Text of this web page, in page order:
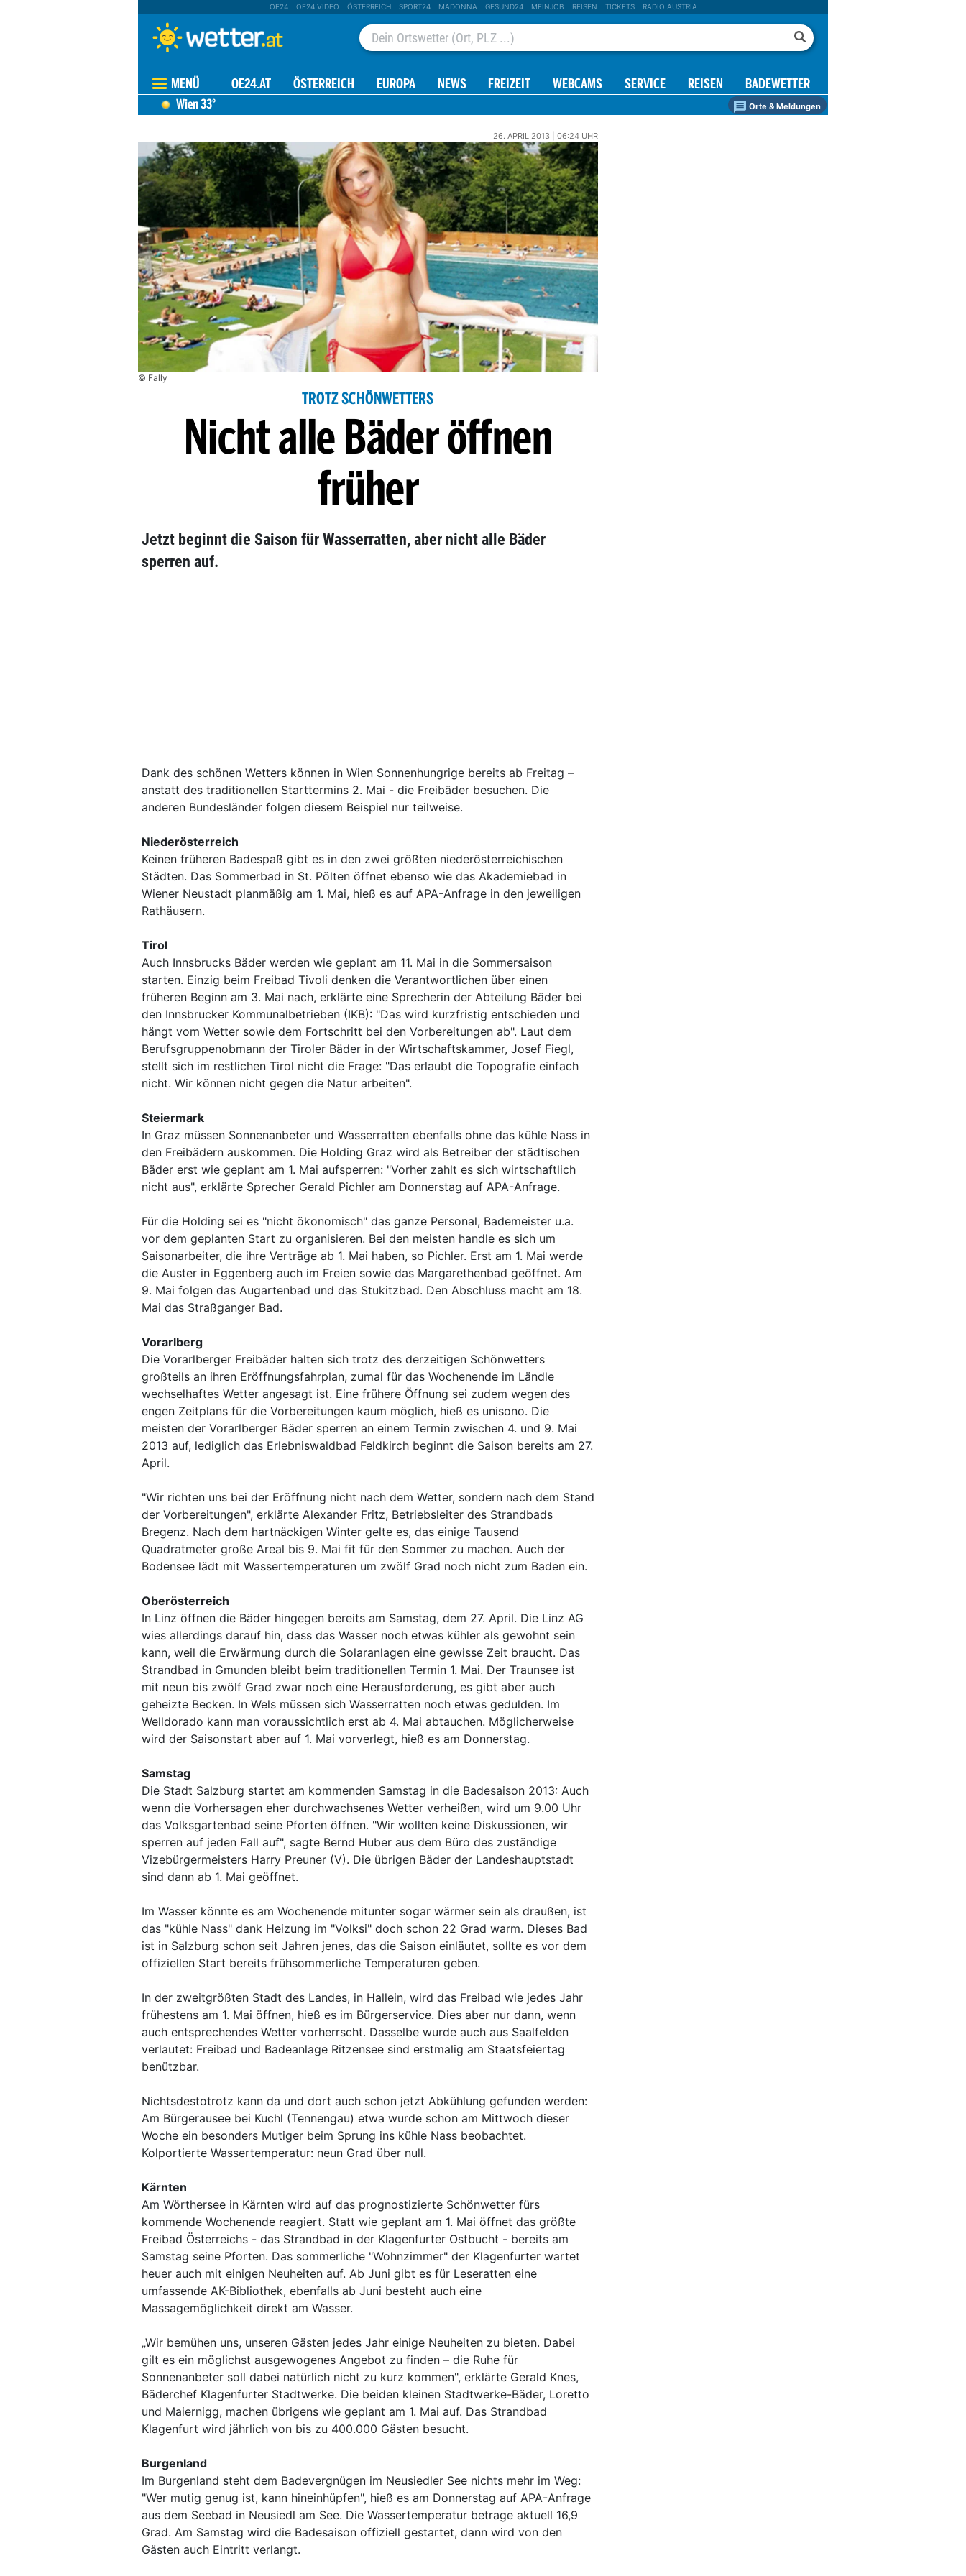
OE24 OE24 VIDEO ÖSTERREICH SPORT24 MADONNA GESUND24 MEINJOB REISEN TICKETS RADIO AUSTRIA
MENÜ OE24.AT ÖSTERREICH EUROPA NEWS FREIZEIT WEBCAMS SERVICE REISEN BADEWETTER
Wien33° Orte & Meldungen
26. APRIL 2013 | 06:24 UHR
© Fally
TROTZ SCHÖNWETTERS
Nicht alle Bäder öffnen
früher
Jetzt beginnt die Saison für Wasserratten, aber nicht alle Bäder
sperren auf.
Dank des schönen Wetters können in Wien Sonnenhungrige bereits ab Freitag –
anstatt des traditionellen Starttermins 2. Mai - die Freibäder besuchen. Die
anderen Bundesländer folgen diesem Beispiel nur teilweise.
Niederösterreich
Keinen früheren Badespaß gibt es in den zwei größten niederösterreichischen
Städten. Das Sommerbad in St. Pölten öffnet ebenso wie das Akademiebad in
Wiener Neustadt planmäßig am 1. Mai, hieß es auf APA-Anfrage in den jeweiligen
Rathäusern.
Tirol
Auch Innsbrucks Bäder werden wie geplant am 11. Mai in die Sommersaison
starten. Einzig beim Freibad Tivoli denken die Verantwortlichen über einen
früheren Beginn am 3. Mai nach, erklärte eine Sprecherin der Abteilung Bäder bei
den Innsbrucker Kommunalbetrieben (IKB): "Das wird kurzfristig entschieden und
hängt vom Wetter sowie dem Fortschritt bei den Vorbereitungen ab". Laut dem
Berufsgruppenobmann der Tiroler Bäder in der Wirtschaftskammer, Josef Fiegl,
stellt sich im restlichen Tirol nicht die Frage: "Das erlaubt die Topografie einfach
nicht. Wir können nicht gegen die Natur arbeiten".
Steiermark
In Graz müssen Sonnenanbeter und Wasserratten ebenfalls ohne das kühle Nass in
den Freibädern auskommen. Die Holding Graz wird als Betreiber der städtischen
Bäder erst wie geplant am 1. Mai aufsperren: "Vorher zahlt es sich wirtschaftlich
nicht aus", erklärte Sprecher Gerald Pichler am Donnerstag auf APA-Anfrage.
Für die Holding sei es "nicht ökonomisch" das ganze Personal, Bademeister u.a.
vor dem geplanten Start zu organisieren. Bei den meisten handle es sich um
Saisonarbeiter, die ihre Verträge ab 1. Mai haben, so Pichler. Erst am 1. Mai werde
die Auster in Eggenberg auch im Freien sowie das Margarethenbad geöffnet. Am
9. Mai folgen das Augartenbad und das Stukitzbad. Den Abschluss macht am 18.
Mai das Straßganger Bad.
Vorarlberg
Die Vorarlberger Freibäder halten sich trotz des derzeitigen Schönwetters
großteils an ihren Eröffnungsfahrplan, zumal für das Wochenende im Ländle
wechselhaftes Wetter angesagt ist. Eine frühere Öffnung sei zudem wegen des
engen Zeitplans für die Vorbereitungen kaum möglich, hieß es unisono. Die
meisten der Vorarlberger Bäder sperren an einem Termin zwischen 4. und 9. Mai
2013 auf, lediglich das Erlebniswaldbad Feldkirch beginnt die Saison bereits am 27.
April.
"Wir richten uns bei der Eröffnung nicht nach dem Wetter, sondern nach dem Stand
der Vorbereitungen", erklärte Alexander Fritz, Betriebsleiter des Strandbads
Bregenz. Nach dem hartnäckigen Winter gelte es, das einige Tausend
Quadratmeter große Areal bis 9. Mai fit für den Sommer zu machen. Auch der
Bodensee lädt mit Wassertemperaturen um zwölf Grad noch nicht zum Baden ein.
Oberösterreich
In Linz öffnen die Bäder hingegen bereits am Samstag, dem 27. April. Die Linz AG
wies allerdings darauf hin, dass das Wasser noch etwas kühler als gewohnt sein
kann, weil die Erwärmung durch die Solaranlagen eine gewisse Zeit braucht. Das
Strandbad in Gmunden bleibt beim traditionellen Termin 1. Mai. Der Traunsee ist
mit neun bis zwölf Grad zwar noch eine Herausforderung, es gibt aber auch
geheizte Becken. In Wels müssen sich Wasserratten noch etwas gedulden. Im
Welldorado kann man voraussichtlich erst ab 4. Mai abtauchen. Möglicherweise
wird der Saisonstart aber auf 1. Mai vorverlegt, hieß es am Donnerstag.
Samstag
Die Stadt Salzburg startet am kommenden Samstag in die Badesaison 2013: Auch
wenn die Vorhersagen eher durchwachsenes Wetter verheißen, wird um 9.00 Uhr
das Volksgartenbad seine Pforten öffnen. "Wir wollten keine Diskussionen, wir
sperren auf jeden Fall auf", sagte Bernd Huber aus dem Büro des zuständige
Vizebürgermeisters Harry Preuner (V). Die übrigen Bäder der Landeshauptstadt
sind dann ab 1. Mai geöffnet.
Im Wasser könnte es am Wochenende mitunter sogar wärmer sein als draußen, ist
das "kühle Nass" dank Heizung im "Volksi" doch schon 22 Grad warm. Dieses Bad
ist in Salzburg schon seit Jahren jenes, das die Saison einläutet, sollte es vor dem
offiziellen Start bereits frühsommerliche Temperaturen geben.
In der zweitgrößten Stadt des Landes, in Hallein, wird das Freibad wie jedes Jahr
frühestens am 1. Mai öffnen, hieß es im Bürgerservice. Dies aber nur dann, wenn
auch entsprechendes Wetter vorherrscht. Dasselbe wurde auch aus Saalfelden
verlautet: Freibad und Badeanlage Ritzensee sind erstmalig am Staatsfeiertag
benützbar.
Nichtsdestotrotz kann da und dort auch schon jetzt Abkühlung gefunden werden:
Am Bürgerausee bei Kuchl (Tennengau) etwa wurde schon am Mittwoch dieser
Woche ein besonders Mutiger beim Sprung ins kühle Nass beobachtet.
Kolportierte Wassertemperatur: neun Grad über null.
Kärnten
Am Wörthersee in Kärnten wird auf das prognostizierte Schönwetter fürs
kommende Wochenende reagiert. Statt wie geplant am 1. Mai öffnet das größte
Freibad Österreichs - das Strandbad in der Klagenfurter Ostbucht - bereits am
Samstag seine Pforten. Das sommerliche "Wohnzimmer" der Klagenfurter wartet
heuer auch mit einigen Neuheiten auf. Ab Juni gibt es für Leseratten eine
umfassende AK-Bibliothek, ebenfalls ab Juni besteht auch eine
Massagemöglichkeit direkt am Wasser.
„Wir bemühen uns, unseren Gästen jedes Jahr einige Neuheiten zu bieten. Dabei
gilt es ein möglichst ausgewogenes Angebot zu finden – die Ruhe für
Sonnenanbeter soll dabei natürlich nicht zu kurz kommen", erklärte Gerald Knes,
Bäderchef Klagenfurter Stadtwerke. Die beiden kleinen Stadtwerke-Bäder, Loretto
und Maiernigg, machen übrigens wie geplant am 1. Mai auf. Das Strandbad
Klagenfurt wird jährlich von bis zu 400.000 Gästen besucht.
Burgenland
Im Burgenland steht dem Badevergnügen im Neusiedler See nichts mehr im Weg:
"Wer mutig genug ist, kann hineinhüpfen", hieß es am Donnerstag auf APA-Anfrage
aus dem Seebad in Neusiedl am See. Die Wassertemperatur betrage aktuell 16,9
Grad. Am Samstag wird die Badesaison offiziell gestartet, dann wird von den
Gästen auch Eintritt verlangt.